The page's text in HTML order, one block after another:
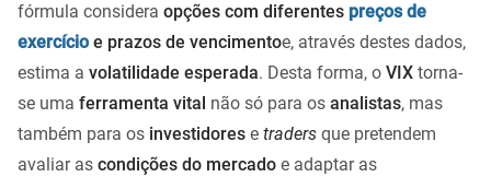
fórmula considera opções com diferentes preços de
exercícioe prazos de vencimentoe, através destes dados,
estima a volatilidade esperada. Desta forma, o VIX torna-
se uma ferramenta vital não só para os analistas, mas
também para os investidores e traders que pretendem
avaliar as condições do mercado e adaptar as